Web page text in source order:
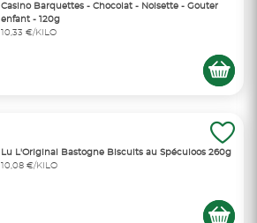
Casino Barquettes - Chocolat - Noisette - Gouter
enfant - 120g
10,33 €/KILO
Lu L'Original Bastogne Biscuits au Spéculoos 260g
10,08 €/KILO